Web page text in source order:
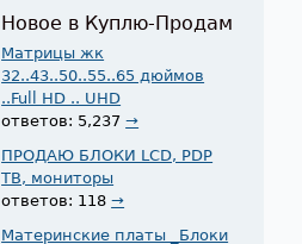
Новое в Куплю-Продам
Матрицы жк
32..43..50..55..65 дюймов
..Full HD .. UHD
ответов: 5,237→
ПРОДАЮ БЛОКИ LCD, PDP
ТВ, мониторы
ответов: 118→
Материнские платы _Блоки